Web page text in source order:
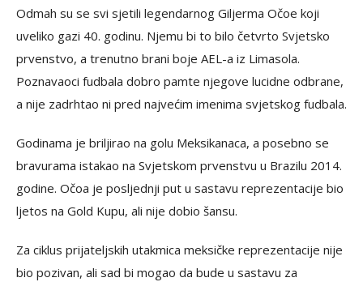
Odmah su se svi sjetili legendarnog Giljerma Očoe koji
uveliko gazi 40. godinu. Njemu bi to bilo četvrto Svjetsko
prvenstvo, a trenutno brani boje AEL-a iz Limasola.
Poznavaoci fudbala dobro pamte njegove lucidne odbrane,
a nije zadrhtao ni pred najvećim imenima svjetskog fudbala.
Godinama je briljirao na golu Meksikanaca, a posebno se
bravurama istakao na Svjetskom prvenstvu u Brazilu 2014.
godine. Očoa je posljednji put u sastavu reprezentacije bio
ljetos na Gold Kupu, ali nije dobio šansu.
Za ciklus prijateljskih utakmica meksičke reprezentacije nije
bio pozivan, ali sad bi mogao da bude u sastavu za